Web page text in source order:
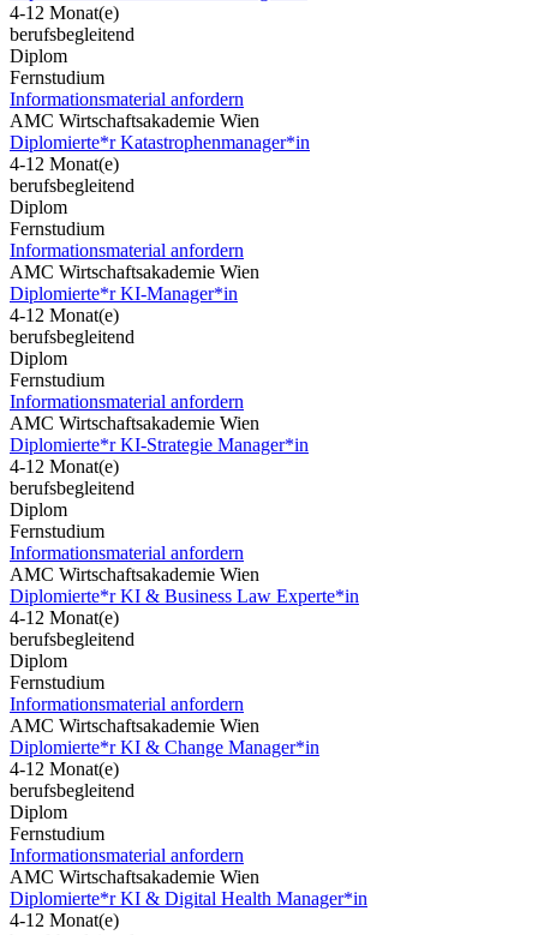
4-12 Monat(e)
berufsbegleitend
Diplom
Fernstudium
Informationsmaterial anfordern
AMC Wirtschaftsakademie Wien
Diplomierte*r Katastrophenmanager*in
4-12 Monat(e)
berufsbegleitend
Diplom
Fernstudium
Informationsmaterial anfordern
AMC Wirtschaftsakademie Wien
Diplomierte*r KI-Manager*in
4-12 Monat(e)
berufsbegleitend
Diplom
Fernstudium
Informationsmaterial anfordern
AMC Wirtschaftsakademie Wien
Diplomierte*r KI-Strategie Manager*in
4-12 Monat(e)
berufsbegleitend
Diplom
Fernstudium
Informationsmaterial anfordern
AMC Wirtschaftsakademie Wien
Diplomierte*r KI & Business Law Experte*in
4-12 Monat(e)
berufsbegleitend
Diplom
Fernstudium
Informationsmaterial anfordern
AMC Wirtschaftsakademie Wien
Diplomierte*r KI & Change Manager*in
4-12 Monat(e)
berufsbegleitend
Diplom
Fernstudium
Informationsmaterial anfordern
AMC Wirtschaftsakademie Wien
Diplomierte*r KI & Digital Health Manager*in
4-12 Monat(e)